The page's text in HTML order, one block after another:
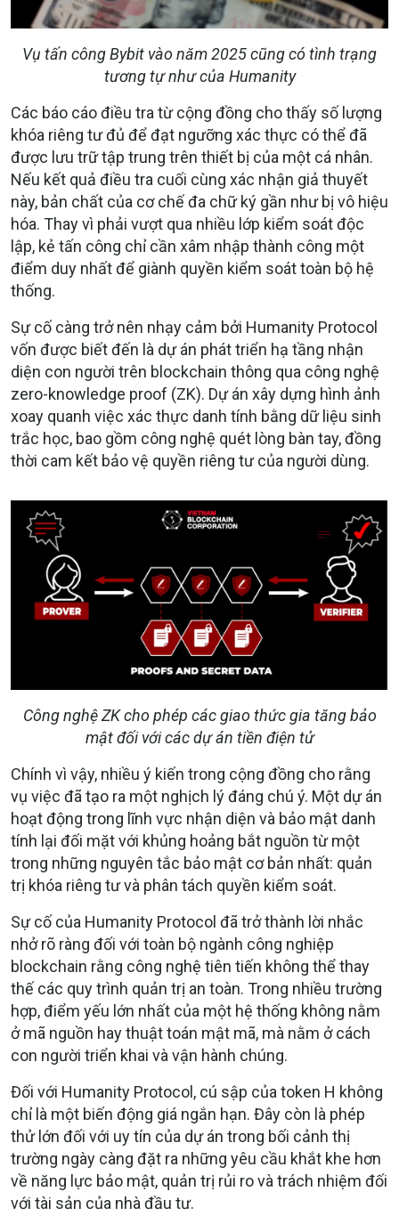
Vụ tấn công Bybit vào năm 2025 cũng có tình trạng
tương tự như của Humanity
Các báo cáo điều tra từ cộng đồng cho thấy số lượng
khóa riêng tư đủ để đạt ngưỡng xác thực có thể đã
được lưu trữ tập trung trên thiết bị của một cá nhân.
Nếu kết quả điều tra cuối cùng xác nhận giả thuyết
này, bản chất của cơ chế đa chữ ký gần như bị vô hiệu
hóa. Thay vì phải vượt qua nhiều lớp kiểm soát độc
lập, kẻ tấn công chỉ cần xâm nhập thành công một
điểm duy nhất để giành quyền kiểm soát toàn bộ hệ
thống.
Sự cố càng trở nên nhạy cảm bởi Humanity Protocol
vốn được biết đến là dự án phát triển hạ tầng nhận
diện con người trên blockchain thông qua công nghệ
zero-knowledge proof (ZK). Dự án xây dựng hình ảnh
xoay quanh việc xác thực danh tính bằng dữ liệu sinh
trắc học, bao gồm công nghệ quét lòng bàn tay, đồng
thời cam kết bảo vệ quyền riêng tư của người dùng.
Công nghệ ZK cho phép các giao thức gia tăng bảo
mật đối với các dự án tiền điện tử
Chính vì vậy, nhiều ý kiến trong cộng đồng cho rằng
vụ việc đã tạo ra một nghịch lý đáng chú ý. Một dự án
hoạt động trong lĩnh vực nhận diện và bảo mật danh
tính lại đối mặt với khủng hoảng bắt nguồn từ một
trong những nguyên tắc bảo mật cơ bản nhất: quản
trị khóa riêng tư và phân tách quyền kiểm soát.
Sự cố của Humanity Protocol đã trở thành lời nhắc
nhở rõ ràng đối với toàn bộ ngành công nghiệp
blockchain rằng công nghệ tiên tiến không thể thay
thế các quy trình quản trị an toàn. Trong nhiều trường
hợp, điểm yếu lớn nhất của một hệ thống không nằm
ở mã nguồn hay thuật toán mật mã, mà nằm ở cách
con người triển khai và vận hành chúng.
Đối với Humanity Protocol, cú sập của token H không
chỉ là một biến động giá ngắn hạn. Đây còn là phép
thử lớn đối với uy tín của dự án trong bối cảnh thị
trường ngày càng đặt ra những yêu cầu khắt khe hơn
về năng lực bảo mật, quản trị rủi ro và trách nhiệm đối
với tài sản của nhà đầu tư.